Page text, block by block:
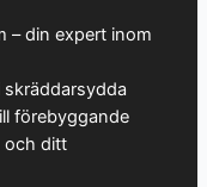
– din expert inom
förebyggande
och ditt